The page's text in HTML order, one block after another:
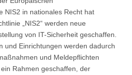
NIS2 in nationales Recht hat
„NIS2“ werden neue
von IT-Sicherheit geschaffen.
und Einrichtungen werden dadurch
und Meldepflichten
Rahmen geschaffen, der